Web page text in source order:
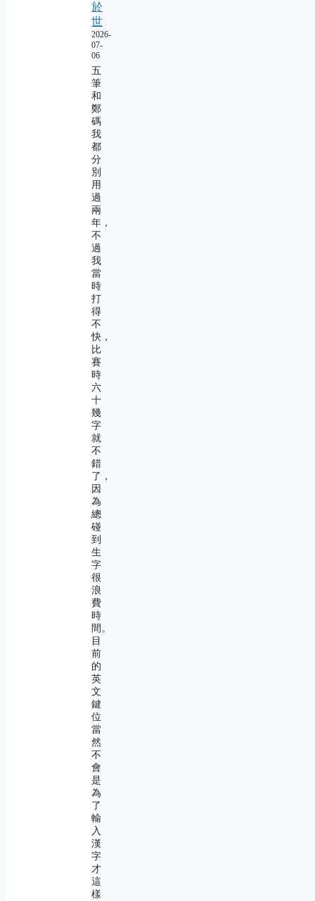
於
世
2026-
07-
06
五
筆
和
鄭
碼
我
都
分
別
用
過
兩
年，
不
過
我
當
時
打
得
不
快，
比
賽
時
六
十
幾
字
就
不
錯
了，
因
為
總
碰
到
生
字
很
浪
費
時
間。
目
前
的
英
文
鍵
位
當
然
不
會
是
為
了
輸
入
漢
字
才
這
樣